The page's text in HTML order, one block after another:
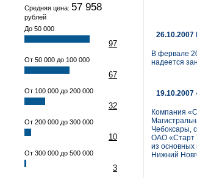
Средняя цена: 57 958
рублей
До 50 000
97
От 50 000 до 100 000
67
От 100 000 до 200 000
32
От 200 000 до 300 000
10
От 300 000 до 500 000
3
26.10.2007
В фервале
надеется
19.10.2007
Компания
Чебоксары,
ОАО «Старт
из основных
Нижний